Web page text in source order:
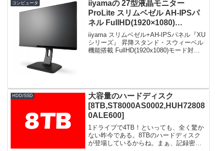
コンピュータ
iiyamaの 27型液晶モニター
ProLite スリムベゼル AH-IPSパ
ネル FullHD(1920×1080)
XUB2790HS-B1 がタイムセール
で30,712円！
iiyama スリムベゼル+AH-IPSパネル『XU
シリーズ』 昇降スタンド・スウィーベル
機能搭載 FullHD(1920x1080)モード対応
HDD/SSD
大容量のハードディスク
[8TB,ST8000AS0002,HUH72808
0ALE600]
1ドライブで4TB！といっても、全く驚か
ない昨今である。8TBのハードディスク
が登場しているからね。まぁ、記録密度